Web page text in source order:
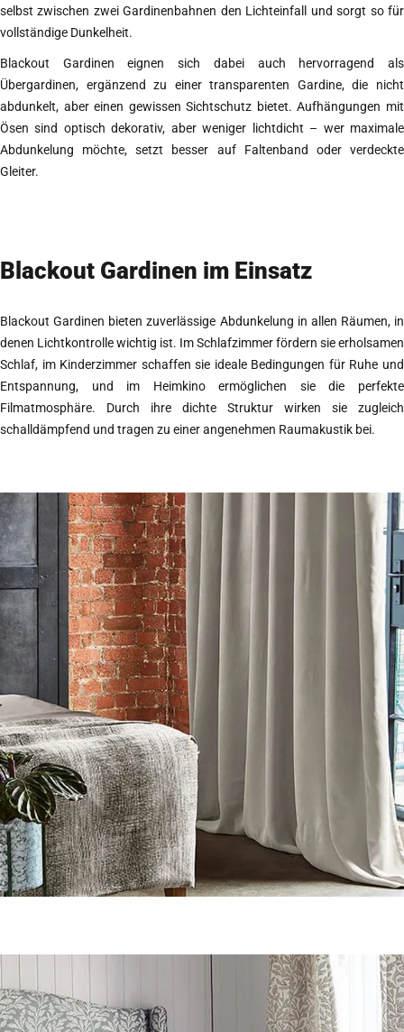
selbst zwischen zwei Gardinenbahnen den Lichteinfall und sorgt so für
vollständige Dunkelheit.
Blackout Gardinen eignen sich dabei auch hervorragend als
Übergardinen, ergänzend zu einer transparenten Gardine, die nicht
abdunkelt, aber einen gewissen Sichtschutz bietet. Aufhängungen mit
Ösen sind optisch dekorativ, aber weniger lichtdicht – wer maximale
Abdunkelung möchte, setzt besser auf Faltenband oder verdeckte
Gleiter.
Blackout Gardinen im Einsatz
Blackout Gardinen bieten zuverlässige Abdunkelung in allen Räumen, in
denen Lichtkontrolle wichtig ist. Im Schlafzimmer fördern sie erholsamen
Schlaf, im Kinderzimmer schaffen sie ideale Bedingungen für Ruhe und
Entspannung, und im Heimkino ermöglichen sie die perfekte
Filmatmosphäre. Durch ihre dichte Struktur wirken sie zugleich
schalldämpfend und tragen zu einer angenehmen Raumakustik bei.